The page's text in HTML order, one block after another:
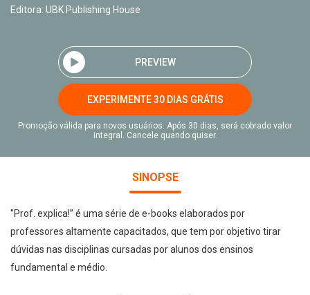
Editora: UBK Publishing House
PREVIEW
EXPERIMENTE 30 DIAS GRÁTIS
Promoção válida para novos usuários. Após 30 dias, será cobrado valor
integral. Cancele quando quiser.
SINOPSE
"Prof. explica!” é uma série de e-books elaborados por
professores altamente capacitados, que tem por objetivo tirar
dúvidas nas disciplinas cursadas por alunos dos ensinos
fundamental e médio.